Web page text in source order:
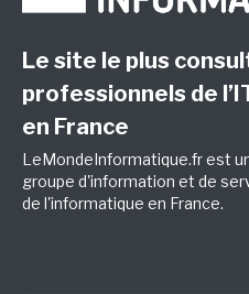
Le site le plus
professionnels de
en France
LeMondeInformatique.fr est
groupe d'information et de
de l'informatique en France.